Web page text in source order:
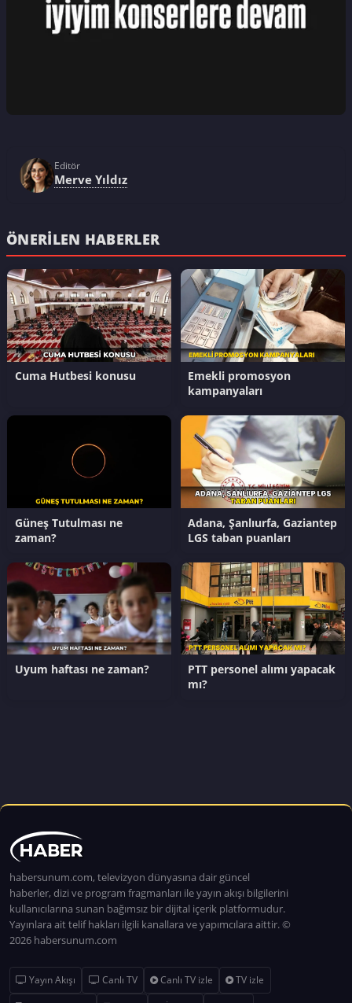
Editör
Merve Yıldız
ÖNERILEN HABERLER
Cuma Hutbesi konusu
Emekli promosyon
kampanyaları
Güneş Tutulması ne
zaman?
Adana, Şanlıurfa, Gaziantep
LGS taban puanları
Uyum haftası ne zaman?
PTT personel alımı yapacak
mı?
habersunum.com, televizyon dünyasına dair güncel
haberler, dizi ve program fragmanları ile yayın akışı bilgilerini
kullanıcılarına sunan bağımsız bir dijital içerik platformudur.
Yayınlara ait telif hakları ilgili kanallara ve yapımcılara aittir. ©
2026 habersunum.com
Yayın Akışı Canlı TV Canlı TV izle
TV izle